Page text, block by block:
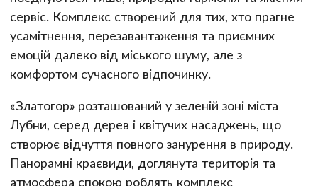
сервіс. Комплекс створений для тих, хто прагне
усамітнення, перезавантаження та приємних
емоцій далеко від міського шуму, але з
комфортом сучасного відпочинку.
«Златогор» розташований у зеленій зоні міста
Лубни, серед дерев і квітучих насаджень, що
створює відчуття повного занурення в природу.
Панорамні краєвиди, доглянута територія та
атмосфера спокою роблять комплекс